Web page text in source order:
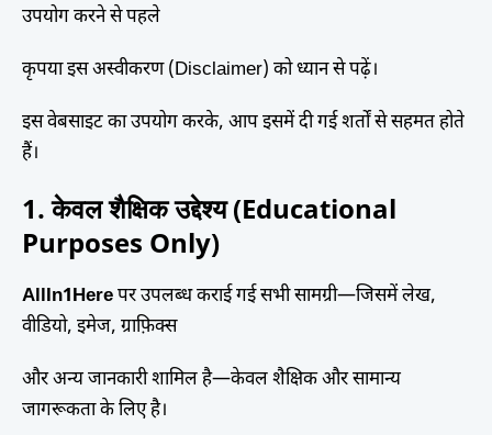
उपयोग करने से पहले
कृपया इस अस्वीकरण (Disclaimer) को ध्यान से पढ़ें।
इस वेबसाइट का उपयोग करके, आप इसमें दी गई शर्तों से सहमत होते
हैं।
1. केवल शैक्षिक उद्देश्य (Educational
Purposes Only)
AllIn1Hereपर उपलब्ध कराई गई सभी सामग्री—जिसमें लेख,
वीडियो, इमेज, ग्राफ़िक्स
और अन्य जानकारी शामिल है—केवल शैक्षिक और सामान्य
जागरूकता के लिए है।